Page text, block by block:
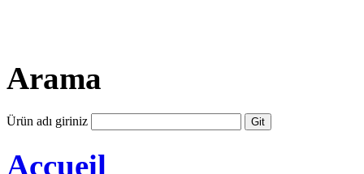
Arama
Ürün adı giriniz
Accueil